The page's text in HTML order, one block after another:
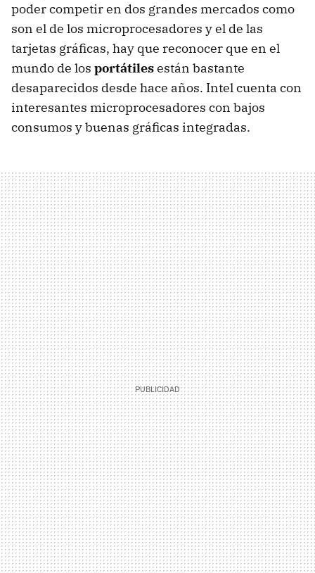
poder competir en dos grandes mercados como
son el de los microprocesadores y el de las
tarjetas gráficas, hay que reconocer que en el
mundo de los portátilesestán bastante
desaparecidos desde hace años. Intel cuenta con
interesantes microprocesadores con bajos
consumos y buenas gráficas integradas.